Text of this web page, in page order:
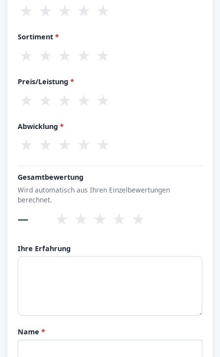
★ ★ ★ ★ ★
Sortiment*
★ ★ ★ ★ ★
Preis/Leistung*
★ ★ ★ ★ ★
Abwicklung*
★ ★ ★ ★ ★
Gesamtbewertung
Wird automatisch aus Ihren Einzelbewertungen
berechnet.
— ★ ★ ★ ★ ★
Ihre Erfahrung
Name*